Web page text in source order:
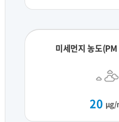
미세먼지 농도
20 μg/